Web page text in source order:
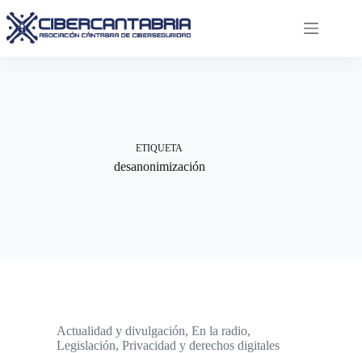
al
contenido
ETIQUETA
desanonimización
Actualidad y divulgación, En la radio,
Legislación, Privacidad y derechos digitales